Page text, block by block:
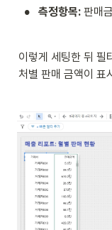
• 측정항목: 판매
이렇게 세팅한 뒤 필
처별 판매 금액이 표